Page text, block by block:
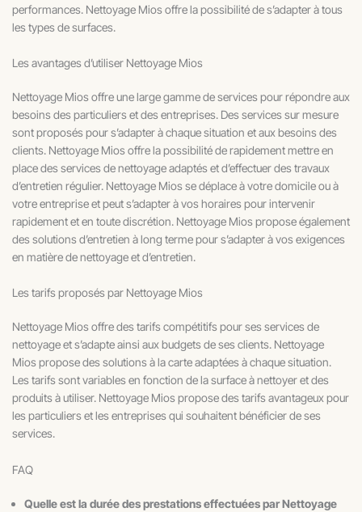
performances. Nettoyage Mios offre la possibilité de s’adapter à tous
les types de surfaces.
Les avantages d’utiliser Nettoyage Mios
Nettoyage Mios offre une large gamme de services pour répondre aux
besoins des particuliers et des entreprises. Des services sur mesure
sont proposés pour s’adapter à chaque situation et aux besoins des
clients. Nettoyage Mios offre la possibilité de rapidement mettre en
place des services de nettoyage adaptés et d’effectuer des travaux
d’entretien régulier. Nettoyage Mios se déplace à votre domicile ou à
votre entreprise et peut s’adapter à vos horaires pour intervenir
rapidement et en toute discrétion. Nettoyage Mios propose également
des solutions d’entretien à long terme pour s’adapter à vos exigences
en matière de nettoyage et d’entretien.
Les tarifs proposés par Nettoyage Mios
Nettoyage Mios offre des tarifs compétitifs pour ses services de
nettoyage et s’adapte ainsi aux budgets de ses clients. Nettoyage
Mios propose des solutions à la carte adaptées à chaque situation.
Les tarifs sont variables en fonction de la surface à nettoyer et des
produits à utiliser. Nettoyage Mios propose des tarifs avantageux pour
les particuliers et les entreprises qui souhaitent bénéficier de ses
services.
FAQ
Quelle est la durée des prestations effectuées par Nettoyage